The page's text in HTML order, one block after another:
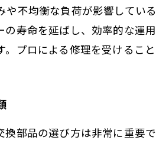
や不均衡な負荷が影響してい
の寿命を延ばし、効率的な運
プロによる修理を受けること
換部品の選び方は非常に重要